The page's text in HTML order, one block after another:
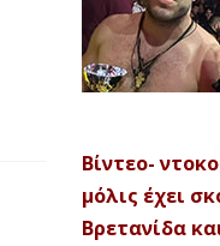
Βίντεο-
μόλις έχει
Βρετανίδα